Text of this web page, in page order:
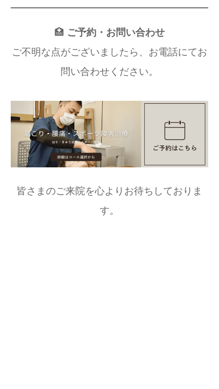
🏥 ご予約・お問い合わせ
ご不明な点がございましたら、お電話にてお
問い合わせください。
皆さまのご来院を心よりお待ちしておりま
す。